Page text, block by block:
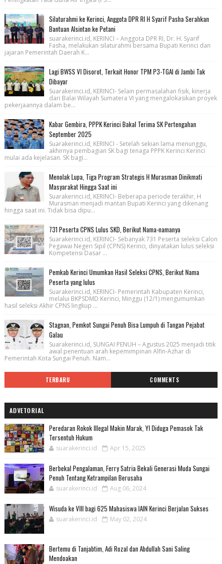
Silaturahmi ke Kerinci, Anggota DPR RI H Syarif Pasha Serahkan
Bantuan Alsintan ke Petani
suarakerinci.id, KERINCI – Anggota DPR RI, Dr. H. Syarif
Fasha, melakukan silaturahmi bersama Bupati Kerinci dan
jajaran Pemerintah Daerah K...
Lagi BWSS VI Disorot, Terkait Honor TPM P3-TGAI di Jambi Tak
Dibayar
Suarakerinci.id, KERINCI- Selain permasalahan fisik, kinerja
dari Balai Wilayah Sumatera VI yang mengalokasikan proyek
pekerjaannya dalam be...
Kabar Gembira, PPPK Kerinci Bakal Terima SK Pertengahan
September 2025
Suarakerinci.id, KERINCI - Setelah sekian lama menunggu,
akhirnya pembagian SK bagi tenaga PPPK Kerinci Kerinci
mulai ada kejelasan. SK bagi...
Menolak Lupa, Tiga Program Strategis H Murasman Dinikmati
Masyarakat Hingga Saat ini
Suarakerinci.id, KERINCI- Beberapa periode terakhir, H
Murasman menjadi mantan Bupati Kerinci yang dikenang
hingga saat ini. Tidak bisa dipu...
731 Peserta CPNS Lulus SKD, Berikut Nama-namanya
Suarakerinci.id, KERINCI- Sebanyak 731 Peserta seleksi Calon
Pegawai Negeri Sipil (CPNS) Kerinci, dinyatakan lulus seleksi
Kompetensi Dasar ...
Pemkab Kerinci Umumkan Hasil Seleksi CPNS, Berikut Nama
Peserta yang lulus
Suarakerinci.id, KERINCI- Pemerintah Kabupaten Kerinci,
melalui BKPSDMD Kerinci, Minggu (12/1) mengumumkan
hasil seleksi Akhir CPNS lingkup ...
Stagnan, Pemkot Sungai Penuh Bisa Lumpuh di Tangan Pejabat
Galau
Suarakerinci.id, SUNGAI PENUH – Agustus 2025 menjadi titik
awal penentuan arah kepemimpinan Alfin-Azhar di
Pemerintah Kota Sungai Penuh. Nam...
TERBARU COMMENTS
ADVETORIAL
Peredaran Rokok Illegal Makin Marak, YI Diduga Pemasok Tak
Tersentuh Hukum
suarakerinci.id Apr 15, 2025
Berbekal Pengalaman, Ferry Satria Bekali Generasi Muda Sungai
Penuh Tentang Ketrampilan Berusaha
suarakerinci.id Aug 06, 2024
Wisuda ke VIII bagi 625 Mahasiswa IAIN Kerinci Berjalan Sukses
suarakerinci.id May 02, 2024
Bertemu di Tanjabtim, Adi Rozal dan Abdullah Sani Saling
Mendoakan